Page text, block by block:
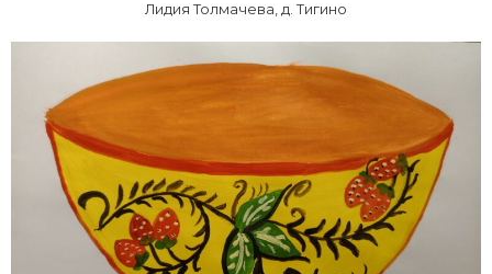
Лидия Толмачева, д. Тигино